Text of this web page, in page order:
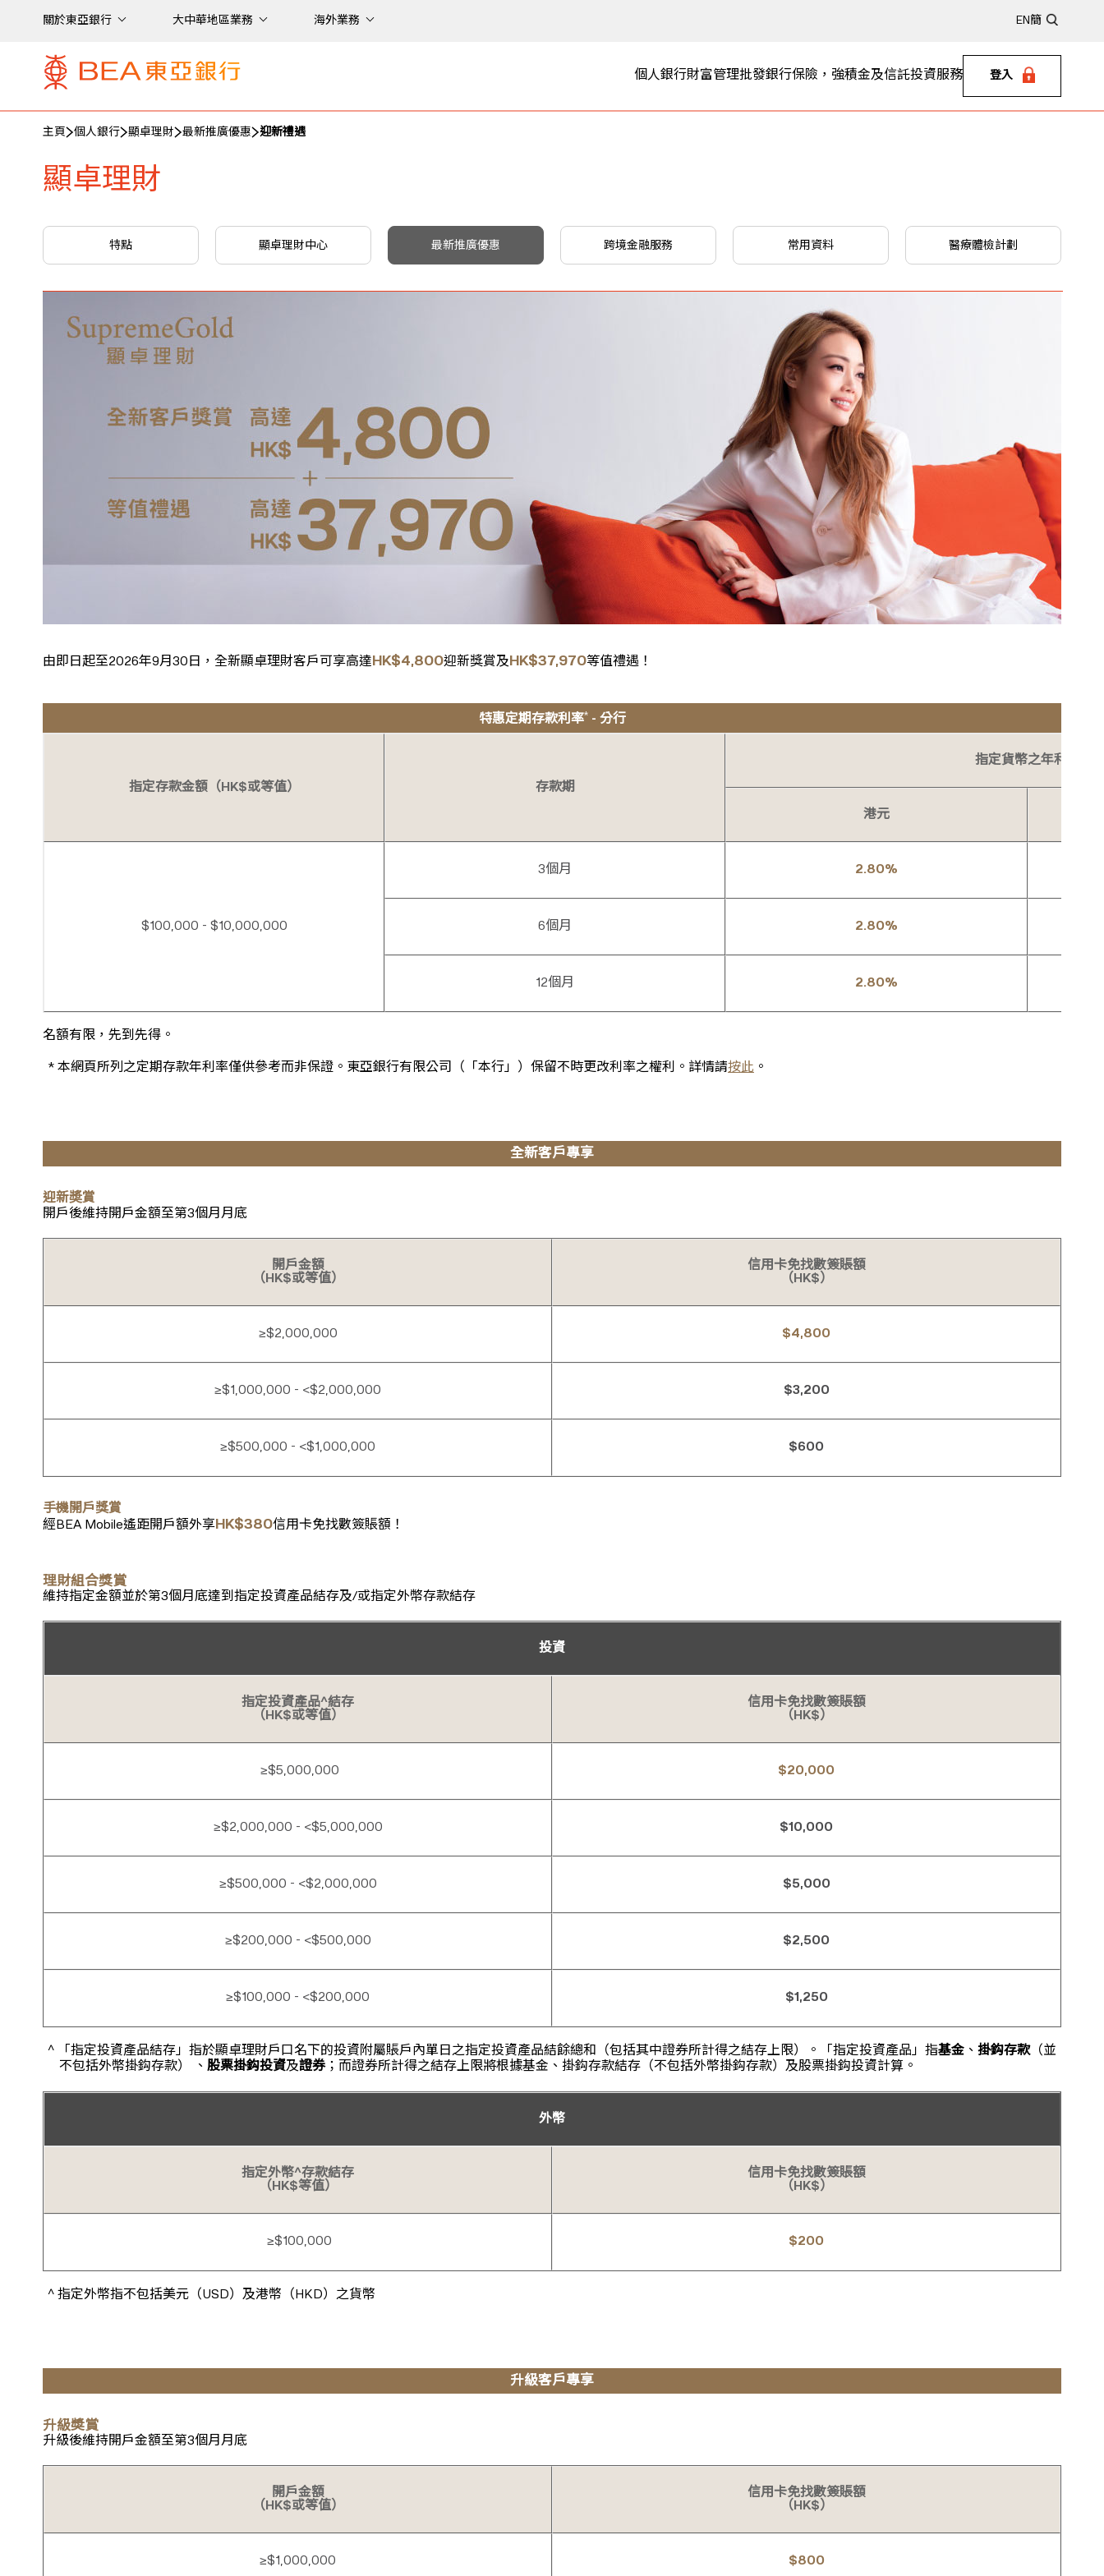
關於東亞銀行 大中華地區業務 海外業務 EN 簡
個人銀行財富管理批發銀行保險，強積金及信託投資服務 登入
主頁 個人銀行 顯卓理財 最新推廣優惠 迎新禮遇
顯卓理財
特點 顯卓理財中心 最新推廣優惠 跨境金融服務 常用資料 醫療體檢計劃
由即日起至2026年9月30日，全新顯卓理財客戶可享高達 HK$4,800迎新獎賞及 HK$37,970等值禮遇！
特惠定期存款利率*- 分行
指定存款金額（HK$或等值） 存款期
指定貨幣之年利率
港元
$100,000 - $10,000,000
3個月 2.80%
6個月 2.80%
12個月 2.80%
名額有限，先到先得。
* 本網頁所列之定期存款年利率僅供參考而非保證。東亞銀行有限公司（「本行」）保留不時更改利率之權利。詳情請按此 。
全新客戶專享
迎新奬賞
開戶後維持開戶金額至第3個月月底
開戶金額
（HK$或等值）
信用卡免找數簽賬額
（HK$）
≥$2,000,000 $4,800
≥$1,000,000 - <$2,000,000 $3,200
≥$500,000 - <$1,000,000 $600
手機開戶獎賞
經BEA Mobile遙距開戶額外享HK$380信用卡免找數簽賬額！
理財組合獎賞
維持指定金額並於第3個月底達到指定投資產品結存及/或指定外幣存款結存
投資
指定投資產品^結存
（HK$或等值）
信用卡免找數簽賬額
（HK$）
≥$5,000,000 $20,000
≥$2,000,000 - <$5,000,000 $10,000
≥$500,000 - <$2,000,000 $5,000
≥$200,000 - <$500,000 $2,500
≥$100,000 - <$200,000 $1,250
^ 「指定投資產品結存」指於顯卓理財戶口名下的投資附屬賬戶內單日之指定投資產品結餘總和（包括其中證券所計得之結存上限）。「指定投資產品」指基金 、 掛鈎存款（並
不包括外幣掛鈎存款） 、 股票掛鈎投資及證券；而證券所計得之結存上限將根據基金、掛鈎存款結存（不包括外幣掛鈎存款）及股票掛鈎投資計算。
外幣
指定外幣^存款結存
（HK$等值）
信用卡免找數簽賬額
（HK$）
≥$100,000 $200
^ 指定外幣指不包括美元（USD）及港幣（HKD）之貨幣
升級客戶專享
升級奬賞
升級後維持開戶金額至第3個月月底
開戶金額
（HK$或等值）
信用卡免找數簽賬額
（HK$）
≥$1,000,000 $800